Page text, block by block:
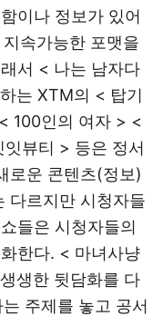
이나 정보가 있어
속가능한 포맷을
서 < 나는 남자다
는 XTM의 < 탑기
100인의 여자 > <
뷰티 > 등은 정서
로운 콘텐츠(정보)
다르지만 시청자들
들은 시청자들의
한다. < 마녀사냥
생한 뒷담화를 다
주제를 놓고 공서